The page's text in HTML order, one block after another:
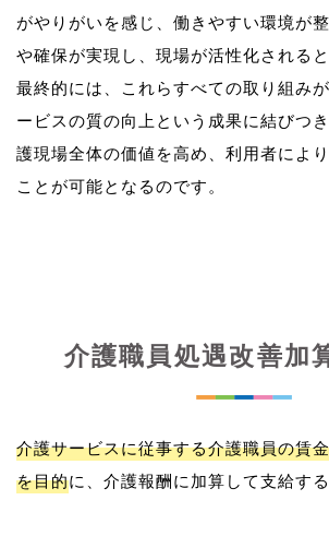
がやりがいを感じ、働きやすい環境が
や確保が実現し、現場が活性化される
最終的には、これらすべての取り組み
ービスの質の向上という成果に結びつ
護現場全体の価値を高め、利用者によ
介護職員処遇改善加
介護サービスに従事する介護職員の賃
を目的に、介護報酬に加算して支給する